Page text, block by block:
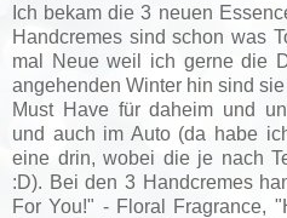
Ich bekam die 3 neuen
Handcremes sind schon was
mal Neue weil ich gerne die
angehenden Winter hin sind
Must Have für daheim und
und auch im Auto (da habe
eine drin, wobei die je nach
:D). Bei den 3 Handcremes
For You!" - Floral Fragrance,